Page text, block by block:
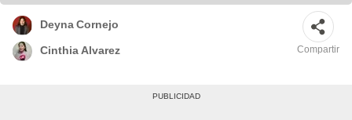
Deyna Cornejo
Cinthia Alvarez Compartir